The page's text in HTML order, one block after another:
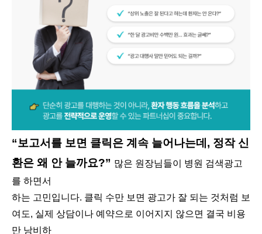
“보고서를 보면 클릭은 계속 늘어나는데, 정작 신
환은 왜 안 늘까요?” 많은 원장님들이 병원 검색광고
를 하면서
하는 고민입니다. 클릭 수만 보면 광고가 잘 되는 것처럼 보
여도, 실제 상담이나 예약으로 이어지지 않으면 결국 비용
만 낭비하